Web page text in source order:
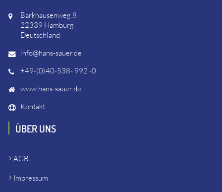
Barkhausenweg 8
22339 Hamburg
Deutschland
info@hans-sauer.de
+49-(0)40-538- 992 -0
www.hans-sauer.de
Kontakt
ÜBER UNS
AGB
Impressum